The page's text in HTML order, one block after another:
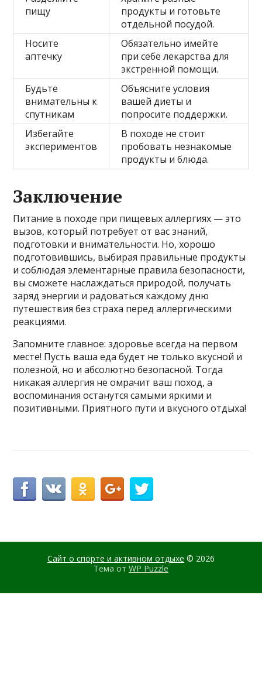
пищу
продукты и готовьте
отдельной посудой.
Носите
аптечку
Обязательно имейте
при себе лекарства для
экстренной помощи.
Будьте
внимательны к
спутникам
Объясните условия
вашей диеты и
попросите поддержки.
Избегайте
экспериментов
В походе не стоит
пробовать незнакомые
продукты и блюда.
Заключение
Питание в походе при пищевых аллергиях — это
вызов, который потребует от вас знаний,
подготовки и внимательности. Но, хорошо
подготовившись, выбирая правильные продукты
и соблюдая элементарные правила безопасности,
вы сможете наслаждаться природой, получать
заряд энергии и радоваться каждому дню
путешествия без страха перед аллергическими
реакциями.
Запомните главное: здоровье всегда на первом
месте! Пусть ваша еда будет не только вкусной и
полезной, но и абсолютно безопасной. Тогда
никакая аллергия не омрачит ваш поход, а
воспоминания останутся самыми яркими и
позитивными. Приятного пути и вкусного отдыха!
Сайт о спорте и активном отдыхе © 2026
Тема от WP Puzzle